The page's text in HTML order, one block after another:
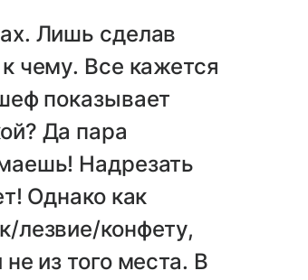
Лишь сделав
чему. Все кажется
показывает
Да пара
Надрезать
Однако как
лезвие/конфету,
из того места. В